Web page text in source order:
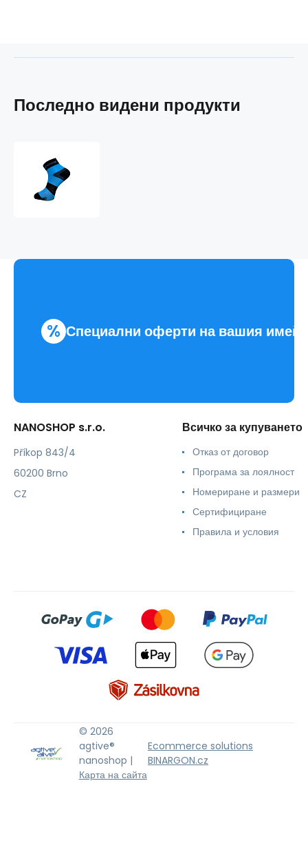
Последно видени продукти
% Специални оферти на вашия
NANOSHOP s.r.o.
Příkop 843/4
60200 Brno
CZ
Всичко за купуването
Отказ от договор
Програма за лоялност
Номериране и размери
Сертифициране
Правила и условия
© 2026
agtive®
nanoshop |
Карта на сайта
Ecommerce solutions
BINARGON.cz